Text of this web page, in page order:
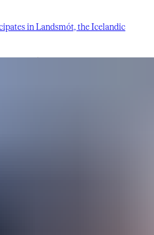
in Landsmót, the Icelandic